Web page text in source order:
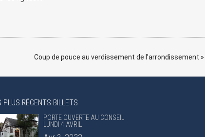
Coup de pouce au verdissement de l’arrondissement »
PLUS RÉCENTS BILLETS
PORTE OUVERTE AU CONSEIL
LUNDI 4 AVRIL